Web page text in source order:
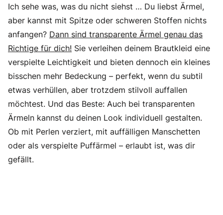
Ich sehe was, was du nicht siehst … Du liebst Ärmel,
aber kannst mit Spitze oder schweren Stoffen nichts
anfangen? Dann sind transparente Ärmel genau das
Richtige für dich! Sie verleihen deinem Brautkleid eine
verspielte Leichtigkeit und bieten dennoch ein kleines
bisschen mehr Bedeckung – perfekt, wenn du subtil
etwas verhüllen, aber trotzdem stilvoll auffallen
möchtest. Und das Beste: Auch bei transparenten
Ärmeln kannst du deinen Look individuell gestalten.
Ob mit Perlen verziert, mit auffälligen Manschetten
oder als verspielte Puffärmel – erlaubt ist, was dir
gefällt.